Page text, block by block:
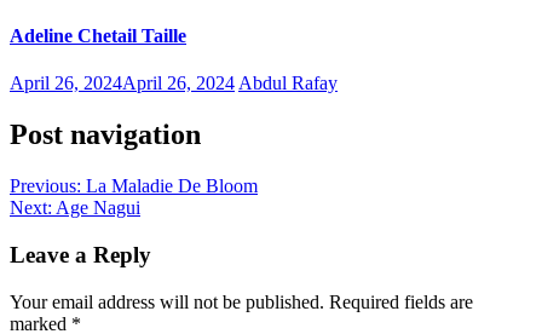
Adeline Chetail Taille
April 26, 2024April 26, 2024 Abdul Rafay
Post navigation
Previous: La Maladie De Bloom
Next: Age Nagui
Leave a Reply
Your email address will not be published. Required fields are
marked *